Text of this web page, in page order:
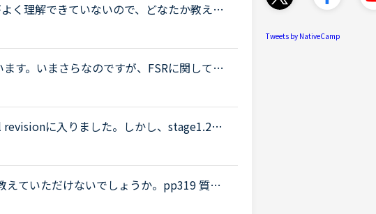
理解できていないので、どなたか教えて
&quot;excuse&quot;(v) and &quot;
す。いまさらなのですが、FSRに関してい
たいです。もし、既出の事柄でしたら申
に入りました。しかし、stage1.2は
いては昨日までで34Lesson受講しておりま
えていただけないでしょうか。pp319 質
to make a lot of money ?回答 If you★
Tweets by NativeCamp